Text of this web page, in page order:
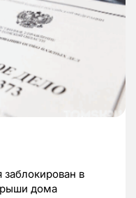
в
дома